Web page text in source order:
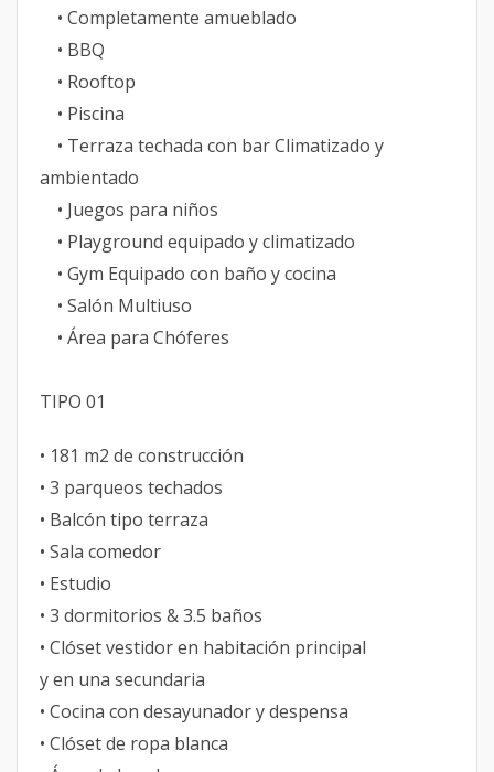
• Completamente amueblado
• BBQ
• Rooftop
• Piscina
• Terraza techada con bar Climatizado y
ambientado
• Juegos para niños
• Playground equipado y climatizado
• Gym Equipado con baño y cocina
• Salón Multiuso
• Área para Chóferes
TIPO 01
• 181 m2 de construcción
• 3 parqueos techados
• Balcón tipo terraza
• Sala comedor
• Estudio
• 3 dormitorios & 3.5 baños
• Clóset vestidor en habitación principal
y en una secundaria
• Cocina con desayunador y despensa
• Clóset de ropa blanca